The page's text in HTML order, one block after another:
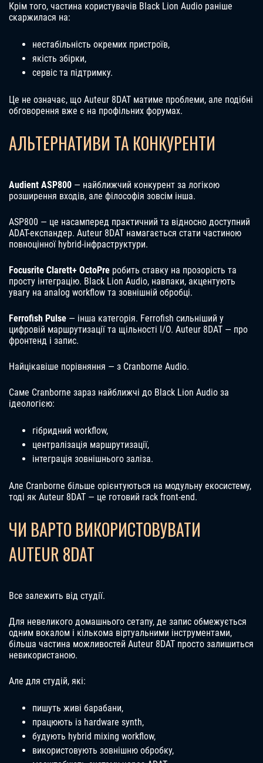
Крім того, частина користувачів Black Lion Audio раніше
скаржилася на:
нестабільність окремих пристроїв,
якість збірки,
сервіс та підтримку.
Це не означає, що Auteur 8DAT матиме проблеми, але подібні
обговорення вже є на профільних форумах.
АЛЬТЕРНАТИВИ ТА КОНКУРЕНТИ
Audient ASP800 — найближчий конкурент за логікою
розширення входів, але філософія зовсім інша.
ASP800 — це насамперед практичний та відносно доступний
ADAT-експандер. Auteur 8DAT намагається стати частиною
повноцінної hybrid-інфраструктури.
Focusrite Clarett+ OctoPre робить ставку на прозорість та
просту інтеграцію. Black Lion Audio, навпаки, акцентують
увагу на analog workflow та зовнішній обробці.
Ferrofish Pulse — інша категорія. Ferrofish сильніший у
цифровій маршрутизації та щільності I/O. Auteur 8DAT — про
фронтенд і запис.
Найцікавіше порівняння — з Cranborne Audio.
Саме Cranborne зараз найближчі до Black Lion Audio за
ідеологією:
гібридний workflow,
централізація маршрутизації,
інтеграція зовнішнього заліза.
Але Cranborne більше орієнтуються на модульну екосистему,
тоді як Auteur 8DAT — це готовий rack front-end.
ЧИ ВАРТО ВИКОРИСТОВУВАТИ
AUTEUR 8DAT
Все залежить від студії.
Для невеликого домашнього сетапу, де запис обмежується
одним вокалом і кількома віртуальними інструментами,
більша частина можливостей Auteur 8DAT просто залишиться
невикористаною.
Але для студій, які:
пишуть живі барабани,
працюють із hardware synth,
будують hybrid mixing workflow,
використовують зовнішню обробку,